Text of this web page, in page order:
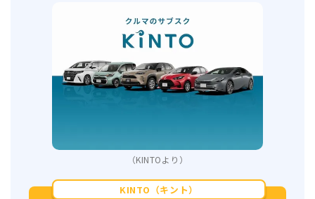
（KINTOより）
KINTO（キント）